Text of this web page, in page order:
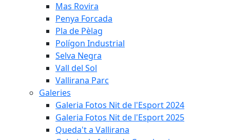
Mas Rovira
Penya Forcada
Pla de Pèlag
Polígon Industrial
Selva Negra
Vall del Sol
Vallirana Parc
Galeries
Galeria Fotos Nit de l'Esport 2024
Galeria Fotos Nit de l'Esport 2025
Queda't a Vallirana